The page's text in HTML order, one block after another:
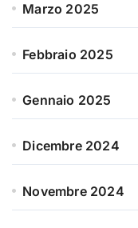
Marzo 2025
Febbraio 2025
Gennaio 2025
Dicembre 2024
Novembre 2024